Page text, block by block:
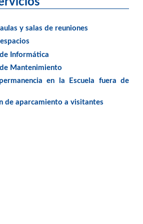
y salas de reuniones
Informática
Mantenimiento
en la Escuela fuera de
de aparcamiento a visitantes